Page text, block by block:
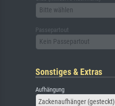
Bitte wählen
Passepartout
Kein Passepartout
Sonstiges & Extras
Aufhängung
Zackenaufhänger (gesteckt)